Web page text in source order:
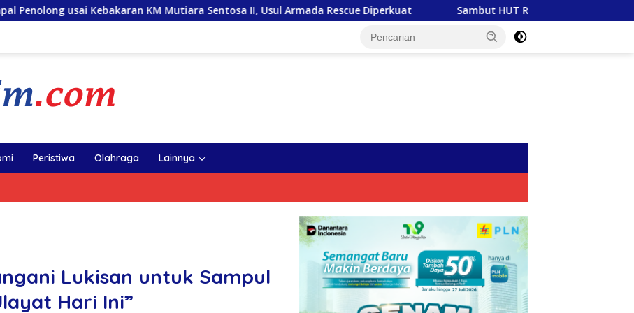
KM Mutiara Sentosa II, Usul Armada Rescue Diperkuat Sambut HUT RI ke-81, PLN Tebar Energi Kebaikan dari
Peristiwa Olahraga Lainnya
Lukisan untuk Sampul
Hari Ini”